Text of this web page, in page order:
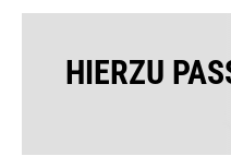
HIERZU